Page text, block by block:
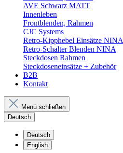
AVE Schwarz MATT
Innenleben
Frontblenden, Rahmen
CJC Systems
Retro-Kipphebel Einsätze NINA
Retro-Schalter Blenden NINA
Steckdosen Rahmen
Steckdoseneinsätze + Zubehör
B2B
Kontakt
Menü schließen
Deutsch
Deutsch
English